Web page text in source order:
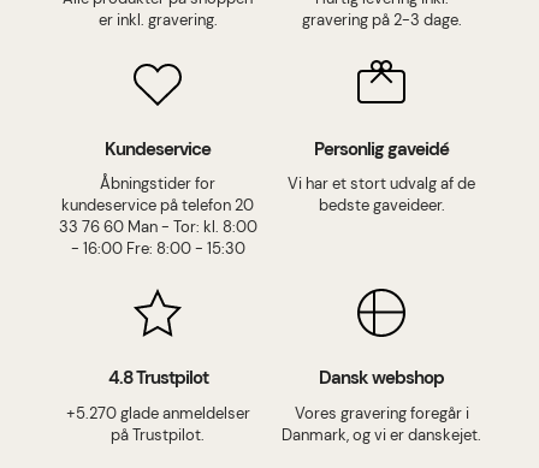
er inkl. gravering.
gravering på 2-3 dage.
Kundeservice
Åbningstider for
kundeservice på telefon 20
33 76 60 Man - Tor: kl. 8:00
- 16:00 Fre: 8:00 - 15:30
Personlig gaveidé
Vi har et stort udvalg af de
bedste gaveideer.
4.8 Trustpilot
+5.270 glade anmeldelser
på Trustpilot.
Dansk webshop
Vores gravering foregår i
Danmark, og vi er danskejet.